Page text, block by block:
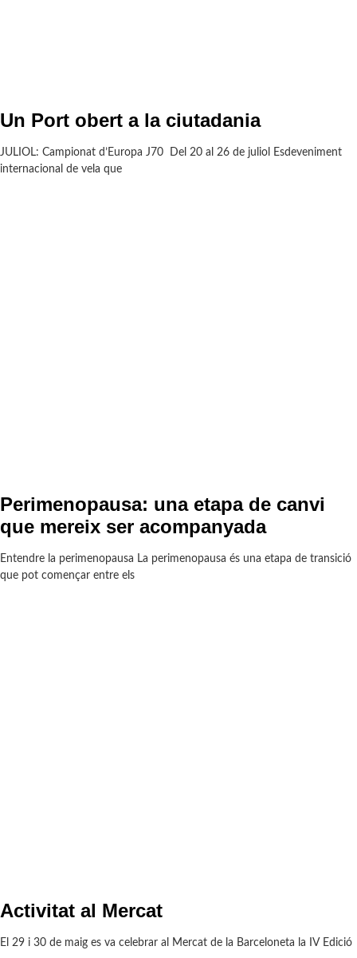
Un Port obert a la ciutadania
JULIOL: Campionat d’Europa J70 Del 20 al 26 de juliol Esdeveniment
internacional de vela que
Perimenopausa: una etapa de canvi
que mereix ser acompanyada
Entendre la perimenopausa La perimenopausa és una etapa de transició
que pot començar entre els
Activitat al Mercat
El 29 i 30 de maig es va celebrar al Mercat de la Barceloneta la IV Edició